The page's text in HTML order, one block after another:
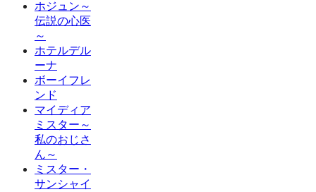
ホジュン～
伝説の心医
～
ホテルデル
ーナ
ボーイフレ
ンド
マイディア
ミスター～
私のおじさ
ん～
ミスター・
サンシャイ